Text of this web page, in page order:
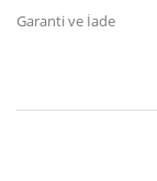
Garanti ve İade